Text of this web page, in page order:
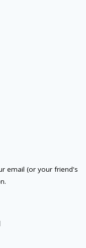
email (or your friend's